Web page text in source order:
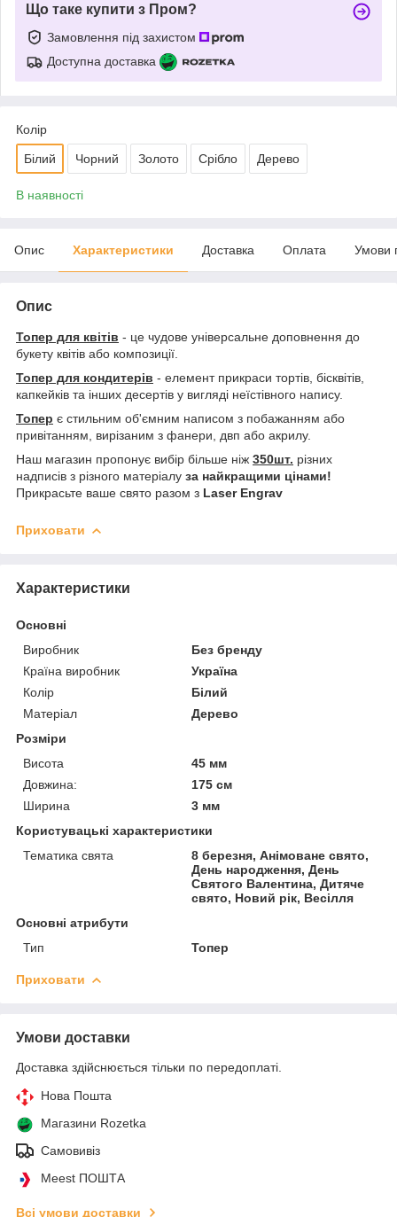
Що таке купити з Пром?
Замовлення під захистом
Доступна доставка
Колір
Білий Чорний Золото Срібло Дерево
В наявності
Опис Характеристики Доставка Оплата Умови
Опис
Топер для квітів - це чудове універсальне доповнення до
букету квітів або композиції.
Топер для кондитерів - елемент прикраси тортів, бісквітів,
капкейків та інших десертів у вигляді неїстівного напису.
Топер є стильним об'ємним написом з побажанням або
привітанням, вирізаним з фанери, двп або акрилу.
Наш магазин пропонує вибір більше ніж 350шт. різних
надписів з різного матеріалу за найкращими цінами!
Прикрасьте ваше свято разом з Laser Engrav
Приховати
Характеристики
Основні
Виробник
Без бренду
Країна виробник
Україна
Колір
Білий
Матеріал
Дерево
Розміри
Висота
45 мм
Довжина:
175 см
Ширина
3 мм
Користувацькі характеристики
Тематика свята
8 березня, Анімоване свято,
День народження, День
Святого Валентина, Дитяче
свято, Новий рік, Весілля
Основні атрибути
Тип
Топер
Приховати
Умови доставки
Доставка здійснюється тільки по передоплаті.
Нова Пошта
Магазини Rozetka
Самовивіз
Meest ПОШТА
Всі умови доставки